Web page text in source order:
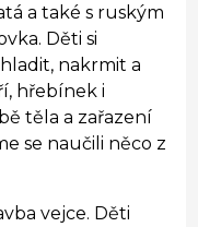
a také s ruským
Děti si
nakrmit a
hřebínek i
těla a zařazení
se naučili něco z
vejce. Děti